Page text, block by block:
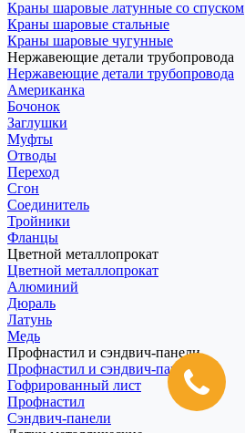
Краны шаровые латунные со спуском
Краны шаровые стальные
Краны шаровые чугунные
Нержавеющие детали трубопровода
Нержавеющие детали трубопровода
Американка
Бочонок
Заглушки
Муфты
Отводы
Переход
Сгон
Соединитель
Тройники
Фланцы
Цветной металлопрокат
Цветной металлопрокат
Алюминий
Дюраль
Латунь
Медь
Профнастил и сэндвич-панели
Профнастил и сэндвич-панели
Гофрированный лист
Профнастил
Сэндвич-панели